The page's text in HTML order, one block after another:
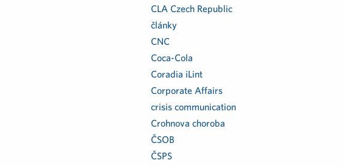
CLA Czech Republic
články
CNC
Coca-Cola
Coradia iLint
Corporate Affairs
crisis communication
Crohnova choroba
ČSOB
ČSPS